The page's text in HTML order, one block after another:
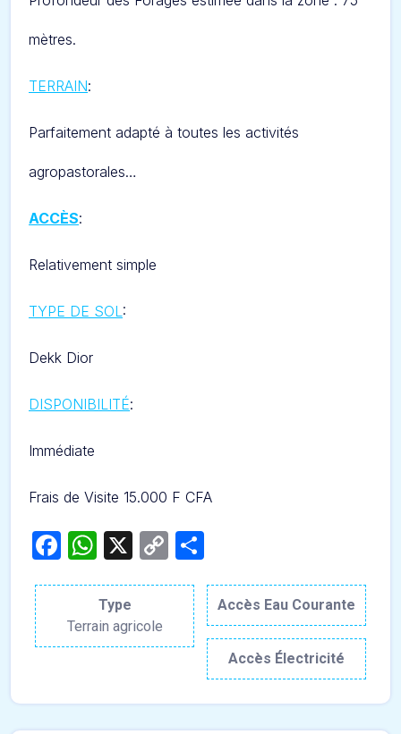
mètres.
TERRAIN:
Parfaitement adapté à toutes les activités
agropastorales…
ACCÈS:
Relativement simple
TYPE DE SOL:
Dekk Dior
DISPONIBILITÉ:
Immédiate
Frais de Visite 15.000 F CFA
Facebook
WhatsApp
X
Copy
Type
Terrain agricole
Accès Eau Courante
Accès Électricité